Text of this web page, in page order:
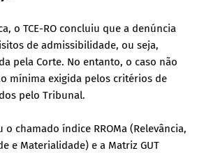
o TCE-RO concluiu que a denúncia
de admissibilidade, ou seja,
pela Corte. No entanto, o caso não
mínima exigida pelos critérios de
pelo Tribunal.
chamado índice RROMa (Relevância,
e Materialidade) e a Matriz GUT